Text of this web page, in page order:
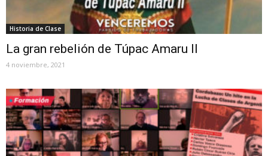
Historia de Clase
La gran rebelión de Túpac Amaru II
4 noviembre, 2021